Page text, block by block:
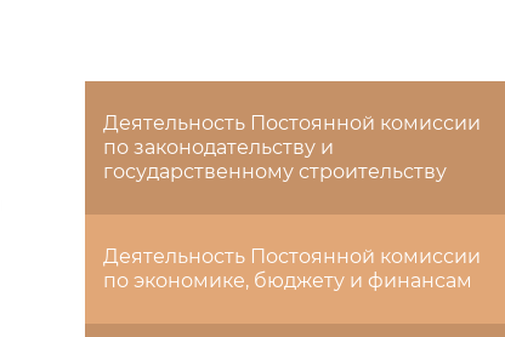
Деятельность Постоянной комиссии
по законодательству и
государственному строительству
Деятельность Постоянной комиссии
по экономике, бюджету и финансам